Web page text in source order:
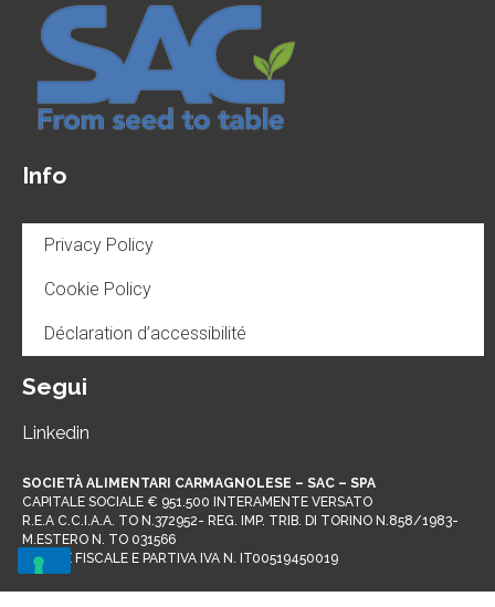
Info
Privacy Policy
Cookie Policy
Déclaration d’accessibilité
Segui
Linkedin
SOCIETÀ ALIMENTARI CARMAGNOLESE – SAC – SPA
CAPITALE SOCIALE € 951.500 INTERAMENTE VERSATO
R.E.A C.C.I.A.A. TO N.372952- REG. IMP. TRIB. DI TORINO N.858/1983-
M.ESTERO N. TO 031566
CODICE FISCALE E PARTIVA IVA N. IT00519450019